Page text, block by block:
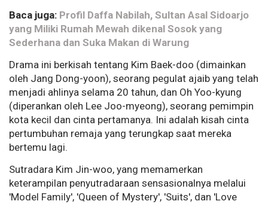
Baca juga: Profil Daffa Nabilah, Sultan Asal Sidoarjo
yang Miliki Rumah Mewah dikenal Sosok yang
Sederhana dan Suka Makan di Warung
Drama ini berkisah tentang Kim Baek-doo (dimainkan
oleh Jang Dong-yoon), seorang pegulat ajaib yang telah
menjadi ahlinya selama 20 tahun, dan Oh Yoo-kyung
(diperankan oleh Lee Joo-myeong), seorang pemimpin
kota kecil dan cinta pertamanya. Ini adalah kisah cinta
pertumbuhan remaja yang terungkap saat mereka
bertemu lagi.
Sutradara Kim Jin-woo, yang memamerkan
keterampilan penyutradaraan sensasionalnya melalui
'Model Family', 'Queen of Mystery', 'Suits', dan 'Love